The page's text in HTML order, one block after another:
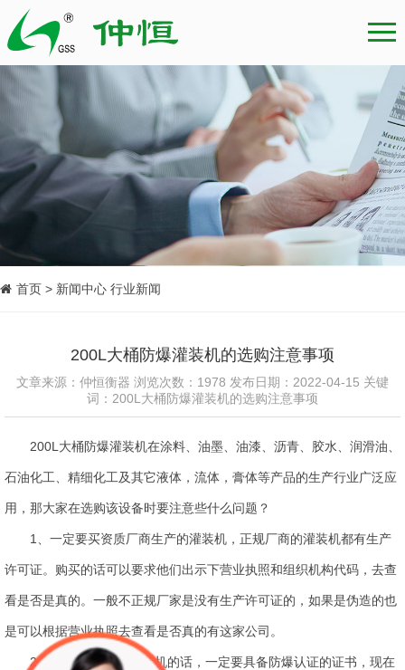
首页 > 新闻中心 行业新闻
200L大桶防爆灌装机的选购注意事项
文章来源：仲恒衡器 浏览次数：1978 发布日期：2022-04-15 关键
词：200L大桶防爆灌装机的选购注意事项
200L大桶防爆灌装机在涂料、油墨、油漆、沥青、胶水、润滑油、
石油化工、精细化工及其它液体，流体，膏体等产品的生产行业广泛应
用，那大家在选购该设备时要注意些什么问题？
1、一定要买资质厂商生产的灌装机，正规厂商的灌装机都有生产
许可证。购买的话可以要求他们出示下营业执照和组织机构代码，去查
看是否是真的。一般不正规厂家是没有生产许可证的，如果是伪造的也
是可以根据营业执照去查看是否真的有这家公司。
2、200L大桶防爆灌装机的话，一定要具备防爆认证的证书，现在